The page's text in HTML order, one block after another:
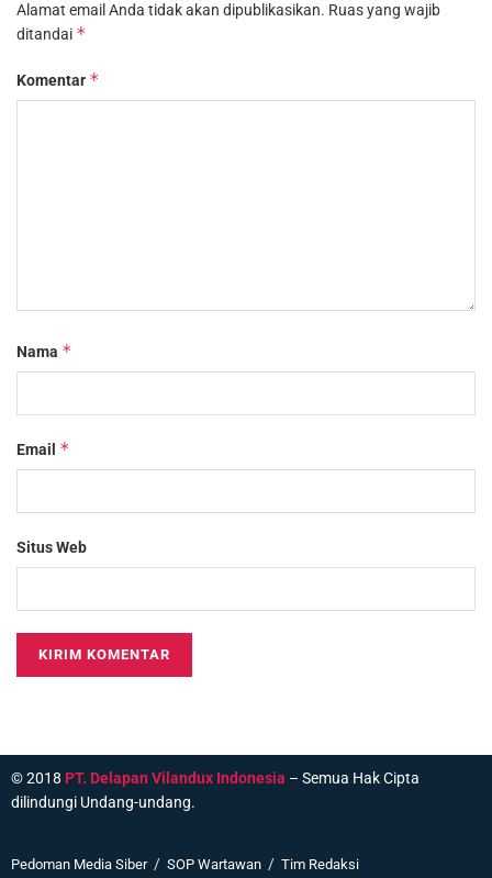
Alamat email Anda tidak akan dipublikasikan. Ruas yang wajib
ditandai *
Komentar *
Nama *
Email *
Situs Web
© 2018 PT. Delapan Vilandux Indonesia – Semua Hak Cipta
dilindungi Undang-undang.
Pedoman Media Siber SOP Wartawan Tim Redaksi